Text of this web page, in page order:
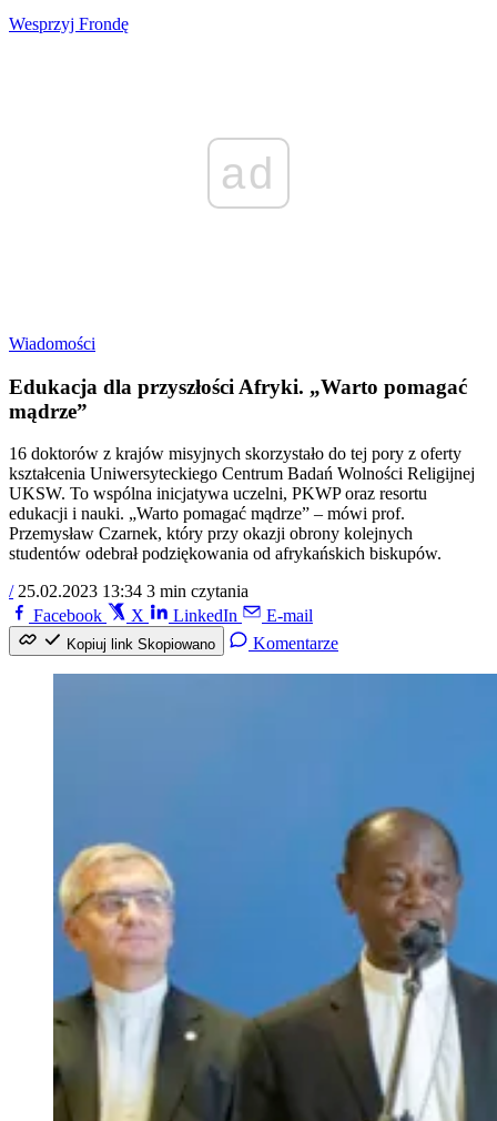
Wesprzyj Frondę
ad
Wiadomości
Edukacja dla przyszłości Afryki. „Warto pomagać
mądrze”
16 doktorów z krajów misyjnych skorzystało do tej pory z oferty
kształcenia Uniwersyteckiego Centrum Badań Wolności Religijnej
UKSW. To wspólna inicjatywa uczelni, PKWP oraz resortu
edukacji i nauki. „Warto pomagać mądrze” – mówi prof.
Przemysław Czarnek, który przy okazji obrony kolejnych
studentów odebrał podziękowania od afrykańskich biskupów.
/ 25.02.2023 13:34 3 min czytania
Facebook
X LinkedIn E-mail
Kopiuj link Skopiowano Komentarze